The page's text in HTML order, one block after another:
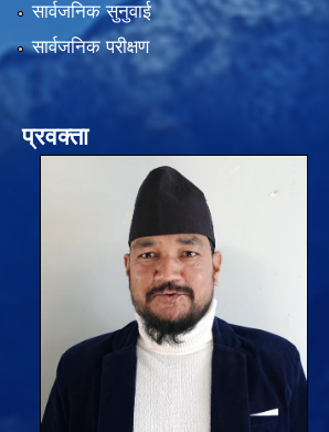
सार्वजनिक सुनुवाई
सार्वजनिक परीक्षण
प्रवक्ता